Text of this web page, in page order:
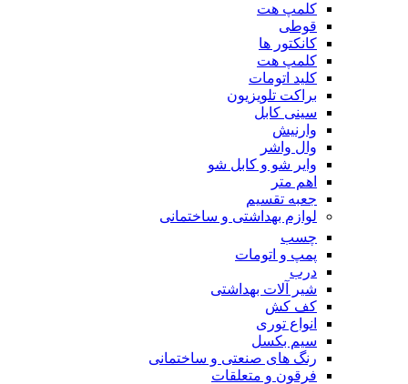
کلمپ هت
قوطی
کانکتور ها
کلمپ هت
کلید اتومات
براکت تلویزیون
سینی کابل
وارنیش
وال واشر
وایر شو و کابل شو
اهم متر
جعبه تقسیم
لوازم بهداشتی و ساختمانی
چسب
پمپ و اتومات
درب
شیر آلات بهداشتی
کف کش
انواع توری
سیم بکسل
رنگ های صنعتی و ساختمانی
فرقون و متعلقات